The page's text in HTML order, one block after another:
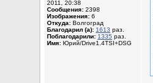
2011, 20:38
Сообщения: 2398
Изображения: 6
Откуда: Волгоград
Благодарил (а): 1613 раз.
Поблагодарили: 1335 раз.
Имя: Юрий/Drive1.4TSI+DSG